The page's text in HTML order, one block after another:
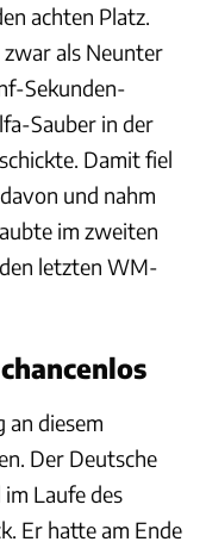
achten Platz.
zwar als Neunter
Sekunden-
Sauber in der
Damit fiel
und nahm
im zweiten
letzten WM-
an diesem
Der Deutsche
Laufe des
Er hatte am Ende